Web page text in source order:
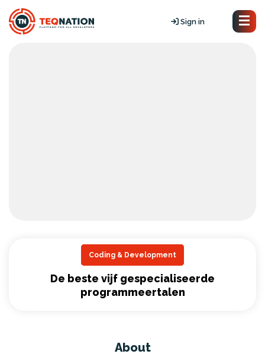
Sign in
Coding & Development
De beste vijf gespecialiseerde
programmeertalen
About